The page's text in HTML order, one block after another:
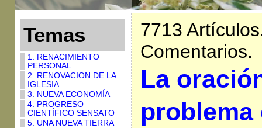
Temas
1. RENACIMIENTO
PERSONAL
2. RENOVACION DE LA
IGLESIA
3. NUEVA ECONOMÍA
4. PROGRESO
CIENTÍFICO SENSATO
5. UNA NUEVA TIERRA
7713
Comentarios.
La
problema